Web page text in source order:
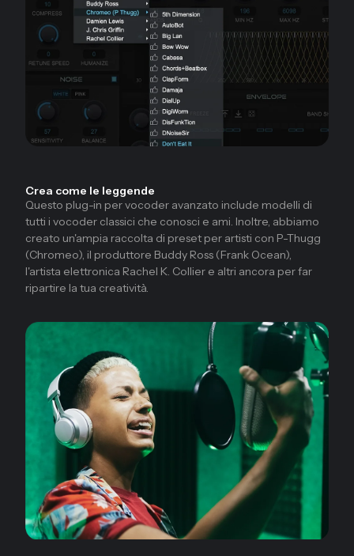
Crea come le leggende
Questo plug-in per vocoder avanzato include modelli di
tutti i vocoder classici che conosci e ami. Inoltre, abbiamo
creato un'ampia raccolta di preset per artisti con P-Thugg
(Chromeo), il produttore Buddy Ross (Frank Ocean),
l'artista elettronica Rachel K. Collier e altri ancora per far
ripartire la tua creatività.